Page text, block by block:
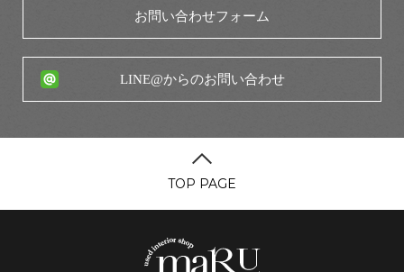
お問い合わせフォーム
LINE@からのお問い合わせ
TOP PAGE